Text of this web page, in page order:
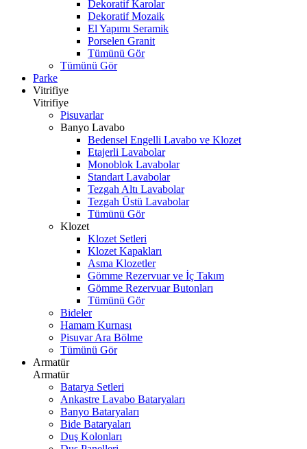
Dekoratif Karolar
Dekoratif Mozaik
El Yapımı Seramik
Porselen Granit
Tümünü Gör
Tümünü Gör
Parke
Vitrifiye
Vitrifiye
Pisuvarlar
Banyo Lavabo
Bedensel Engelli Lavabo ve Klozet
Etajerli Lavabolar
Monoblok Lavabolar
Standart Lavabolar
Tezgah Altı Lavabolar
Tezgah Üstü Lavabolar
Tümünü Gör
Klozet
Klozet Setleri
Klozet Kapakları
Asma Klozetler
Gömme Rezervuar ve İç Takım
Gömme Rezervuar Butonları
Tümünü Gör
Bideler
Hamam Kurnası
Pisuvar Ara Bölme
Tümünü Gör
Armatür
Armatür
Batarya Setleri
Ankastre Lavabo Bataryaları
Banyo Bataryaları
Bide Bataryaları
Duş Kolonları